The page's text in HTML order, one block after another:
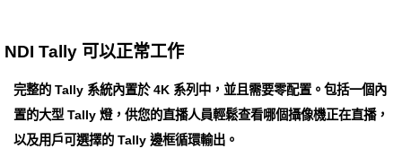
NDI Tally 可以正常工作
完整的 Tally 系統內置於 4K 系列中，並且需要零配置。包括一個內
置的大型 Tally 燈，供您的直播人員輕鬆查看哪個攝像機正在直播，
以及用戶可選擇的 Tally 邊框循環輸出。